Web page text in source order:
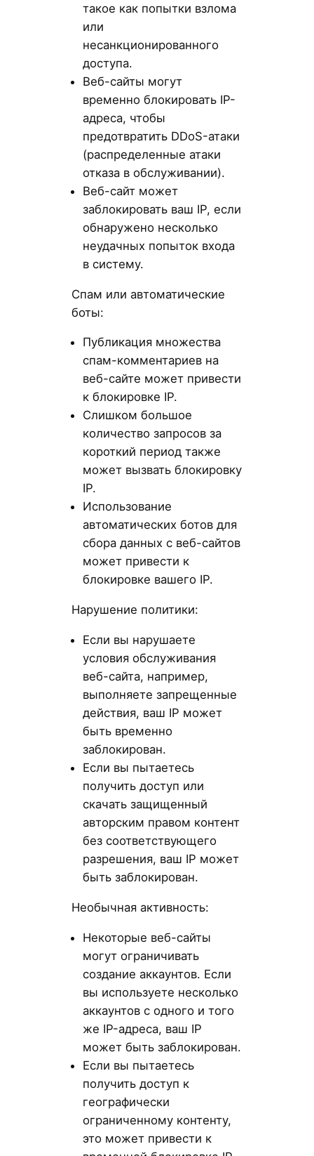
такое как попытки взлома
или
несанкционированного
доступа.
Веб-сайты могут
временно блокировать IP-
адреса, чтобы
предотвратить DDoS-атаки
(распределенные атаки
отказа в обслуживании).
Веб-сайт может
заблокировать ваш IP, если
обнаружено несколько
неудачных попыток входа
в систему.
Спам или автоматические
боты:
Публикация множества
спам-комментариев на
веб-сайте может привести
к блокировке IP.
Слишком большое
количество запросов за
короткий период также
может вызвать блокировку
IP.
Использование
автоматических ботов для
сбора данных с веб-сайтов
может привести к
блокировке вашего IP.
Нарушение политики:
Если вы нарушаете
условия обслуживания
веб-сайта, например,
выполняете запрещенные
действия, ваш IP может
быть временно
заблокирован.
Если вы пытаетесь
получить доступ или
скачать защищенный
авторским правом контент
без соответствующего
разрешения, ваш IP может
быть заблокирован.
Необычная активность:
Некоторые веб-сайты
могут ограничивать
создание аккаунтов. Если
вы используете несколько
аккаунтов с одного и того
же IP-адреса, ваш IP
может быть заблокирован.
Если вы пытаетесь
получить доступ к
географически
ограниченному контенту,
это может привести к